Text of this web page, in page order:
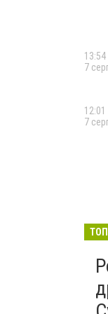
13:54
7
12:01
7